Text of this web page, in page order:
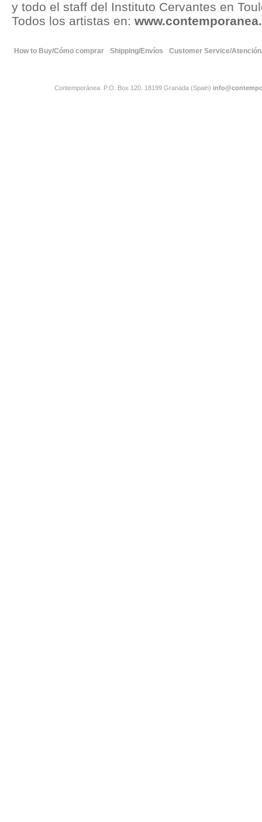
y todo el staff del Instituto Cervantes en
Todos los artistas en:
How to Buy/Cómo comprar Shipping/Envíos Customer Service/
Contemporánea. P.O. Box 120. 18199 Granada (Spain)